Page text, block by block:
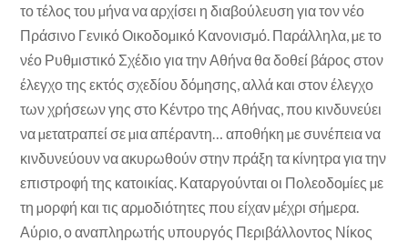
το τέλος του µήνα να αρχίσει η διαβούλευση για τον νέο
Πράσινο Γενικό Οικοδοµικό Κανονισµό. Παράλληλα, µε το
νέο Ρυθµιστικό Σχέδιο για την Αθήνα θα δοθεί βάρος στον
έλεγχο της εκτός σχεδίου δόµησης, αλλά και στον έλεγχο
των χρήσεων γης στο Κέντρο της Αθήνας, που κινδυνεύει
να µετατραπεί σε µια απέραντη… αποθήκη µε συνέπεια να
κινδυνεύουν να ακυρωθούν στην πράξη τα κίνητρα για την
επιστροφή της κατοικίας. Καταργούνται οι Πολεοδοµίες µε
τη µορφή και τις αρµοδιότητες που είχαν µέχρι σήµερα.
Αύριο, ο αναπληρωτής υπουργός Περιβάλλοντος Νίκος